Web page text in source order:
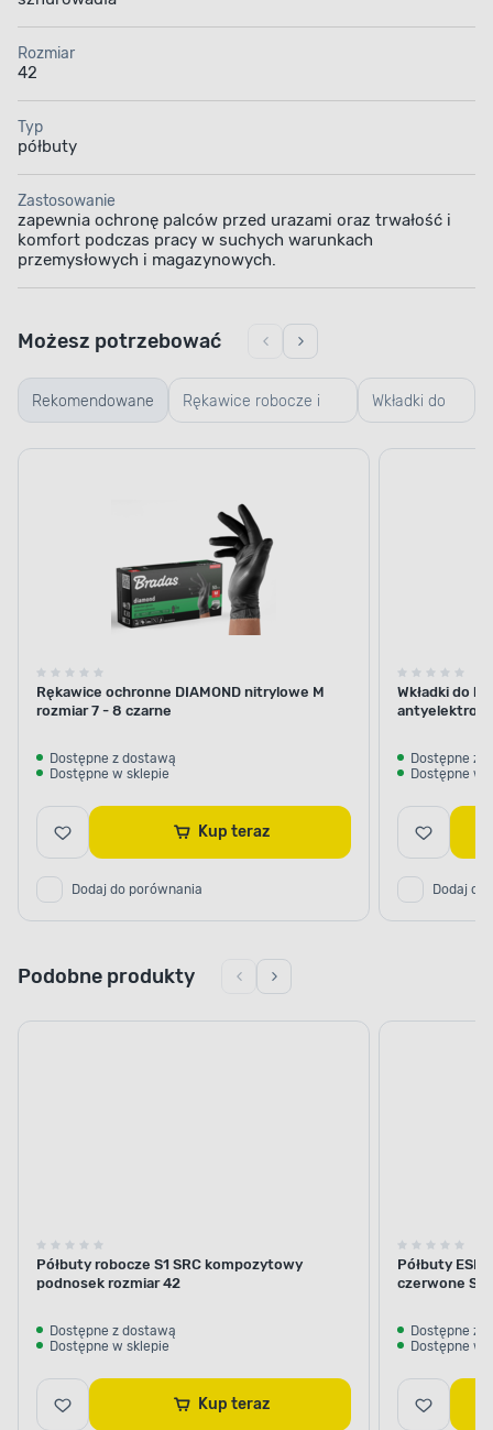
Rozmiar
42
Typ
półbuty
Zastosowanie
zapewnia ochronę palców przed urazami oraz trwałość i
komfort podczas pracy w suchych warunkach
przemysłowych i magazynowych.
Rekomendowane Rękawice robocze i
ogrodowe
Wkładki do
butów
Możesz potrzebować
Rękawice ochronne DIAMOND nitrylowe M
rozmiar 7 - 8 czarne
Dostępne z dostawą
Dostępne w sklepie
Kup teraz
Dodaj do porównania
Wkładki do
Dostępne z
Dostępne w
Dodaj do
Podobne produkty
Półbuty robocze S1 SRC kompozytowy
podnosek rozmiar 42
Dostępne z dostawą
Dostępne w sklepie
Kup teraz
Półbuty
czerwone S1
Dostępne z
Dostępne w